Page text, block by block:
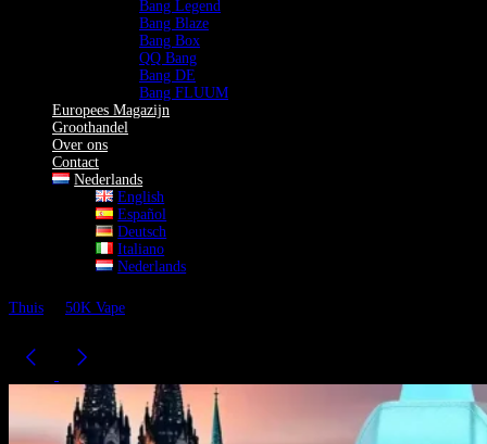
Bang Legend
Bang Blaze
Bang Box
QQ Bang
Bang DE
Bang FLUUM
Europees Magazijn
Groothandel
Over ons
Contact
Nederlands
English
Español
Deutsch
Italiano
Nederlands
Thuis 50K Vape